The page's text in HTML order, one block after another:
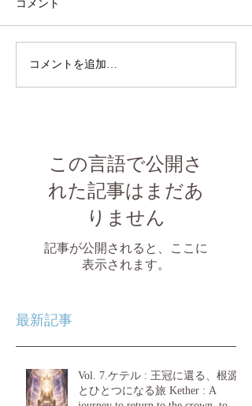
コメント
コメントを追加…
この言語で公開さ
れた記事はまだあ
りません
記事が公開されると、ここに
表示されます。
最新記事
Vol. 7.ケテル : 王冠に還る、根源
とひとつになる旅 Kether : A